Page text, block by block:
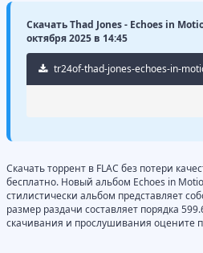
Скачать Thad Jones - Echoes in
октября 2025 в 14:45
tr24of-thad-jones-echoes-in-
Скачать торрент в FLAC без потери
бесплатно. Новый альбом Echoes in
стилистически альбом представляет
размер раздачи составляет порядка
скачивания и прослушивания оцените